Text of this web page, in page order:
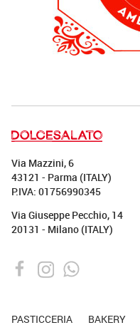
Via Mazzini, 6
43121 - Parma (ITALY)
P.IVA: 01756990345
Via Giuseppe Pecchio, 14
20131 - Milano (ITALY)
PASTICCERIA BAKERY